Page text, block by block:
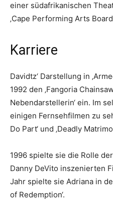
einer südafrikanischen
‚Cape Performing Arts
Karriere
Davidtz‘ Darstellung in
1992 den ‚Fangoria
Nebendarstellerin‘ ein. Im
einigen Fernsehfilmen zu
Do Part‘ und ‚Deadly
1996 spielte sie die Rolle
Danny DeVito inszenierten
Jahr spielte sie Adriana in
of Redemption‘.